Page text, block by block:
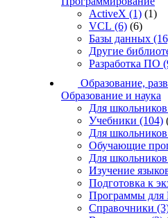
ActiveX (1) (1)
VCL (6) (6)
Базы данных
Другие
Разработка ПО
Образование,
Образование и наука
Для
Учебники (104)
Для
Обучающие
Для
Изучение
Подготовка к
Программы для
Справочники